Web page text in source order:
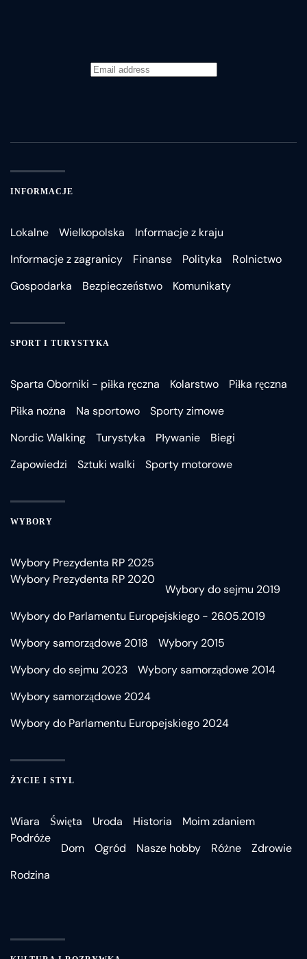
INFORMACJE
Lokalne Wielkopolska
Informacje z kraju
Informacje z zagranicy
Finanse Polityka
Rolnictwo
Gospodarka
Bezpieczeństwo Komunikaty
SPORT I TURYSTYKA
Sparta Oborniki - piłka ręczna Kolarstwo
Piłka ręczna
Piłka nożna
Na sportowo
Sporty zimowe
Nordic Walking
Turystyka Pływanie
Biegi
Zapowiedzi
Sztuki walki Sporty motorowe
WYBORY
Wybory Prezydenta RP 2025
Wybory Prezydenta RP 2020
Wybory do sejmu 2019
Wybory do Parlamentu Europejskiego - 26.05.2019
Wybory samorządowe 2018
Wybory 2015
Wybory do sejmu 2023
Wybory samorządowe 2014
Wybory samorządowe 2024
Wybory do Parlamentu Europejskiego 2024
ŻYCIE I STYL
Wiara Święta Uroda Historia
Moim zdaniem
Podróże
Dom Ogród Nasze hobby Różne
Zdrowie
Rodzina